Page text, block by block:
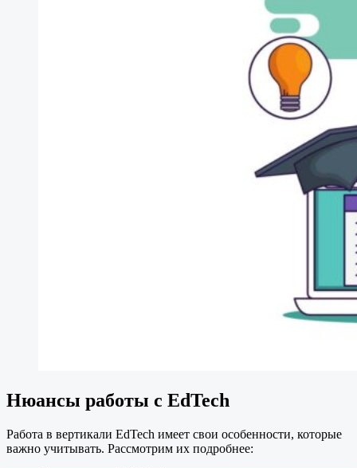
Нюансы работы с EdTech
Работа в вертикали EdTech имеет свои особенности, которые
важно учитывать. Рассмотрим их подробнее: